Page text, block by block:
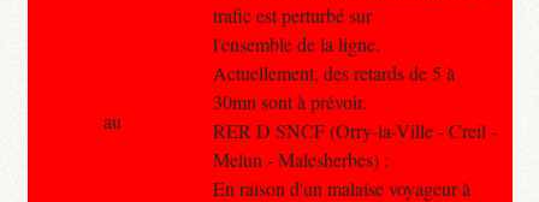
trafic est perturbé sur
l'ensemble de la ligne.
Actuellement, des retards de 5 à
30mn sont à prévoir.
RER D SNCF (Orry-la-Ville - Creil -
Melun - Malesherbes) :
En raison d'un malaise voyageur à
au